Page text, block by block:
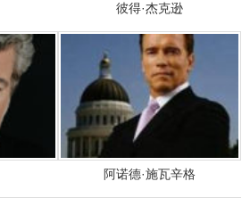
彼得·杰克逊
阿诺德·施瓦辛格